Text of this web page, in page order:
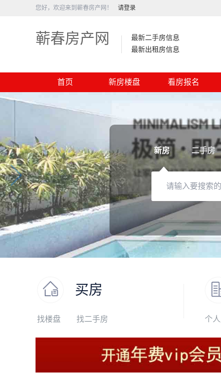
您好，欢迎来到蕲春房产网！ 请登录
蕲春房产网
最新二手房信息
最新出租房信息
首页 新房楼盘 看房报名
新房 二手房
买房
找楼盘 找二手房 个